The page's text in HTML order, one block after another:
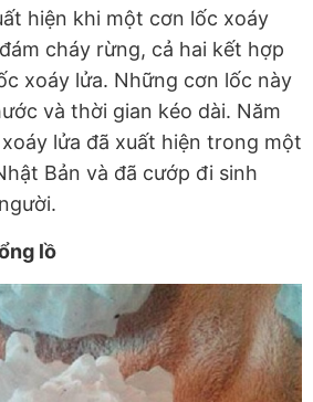
hiện khi một cơn lốc xoáy
cháy rừng, cả hai kết hợp
xoáy lửa. Những cơn lốc này
và thời gian kéo dài. Năm
lửa đã xuất hiện trong một
Bản và đã cướp đi sinh
lồ